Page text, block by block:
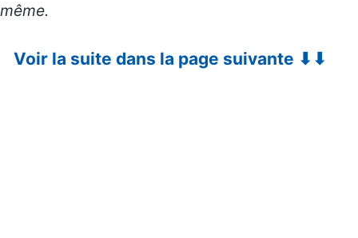
même.
Voir la suite dans la page suivante ⬇⬇